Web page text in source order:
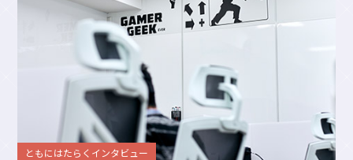
ともにはたらくインタビュー